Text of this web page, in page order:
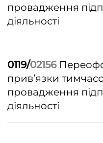
провадження
діяльності
0119/02156
прив’язки
провадження
діяльності